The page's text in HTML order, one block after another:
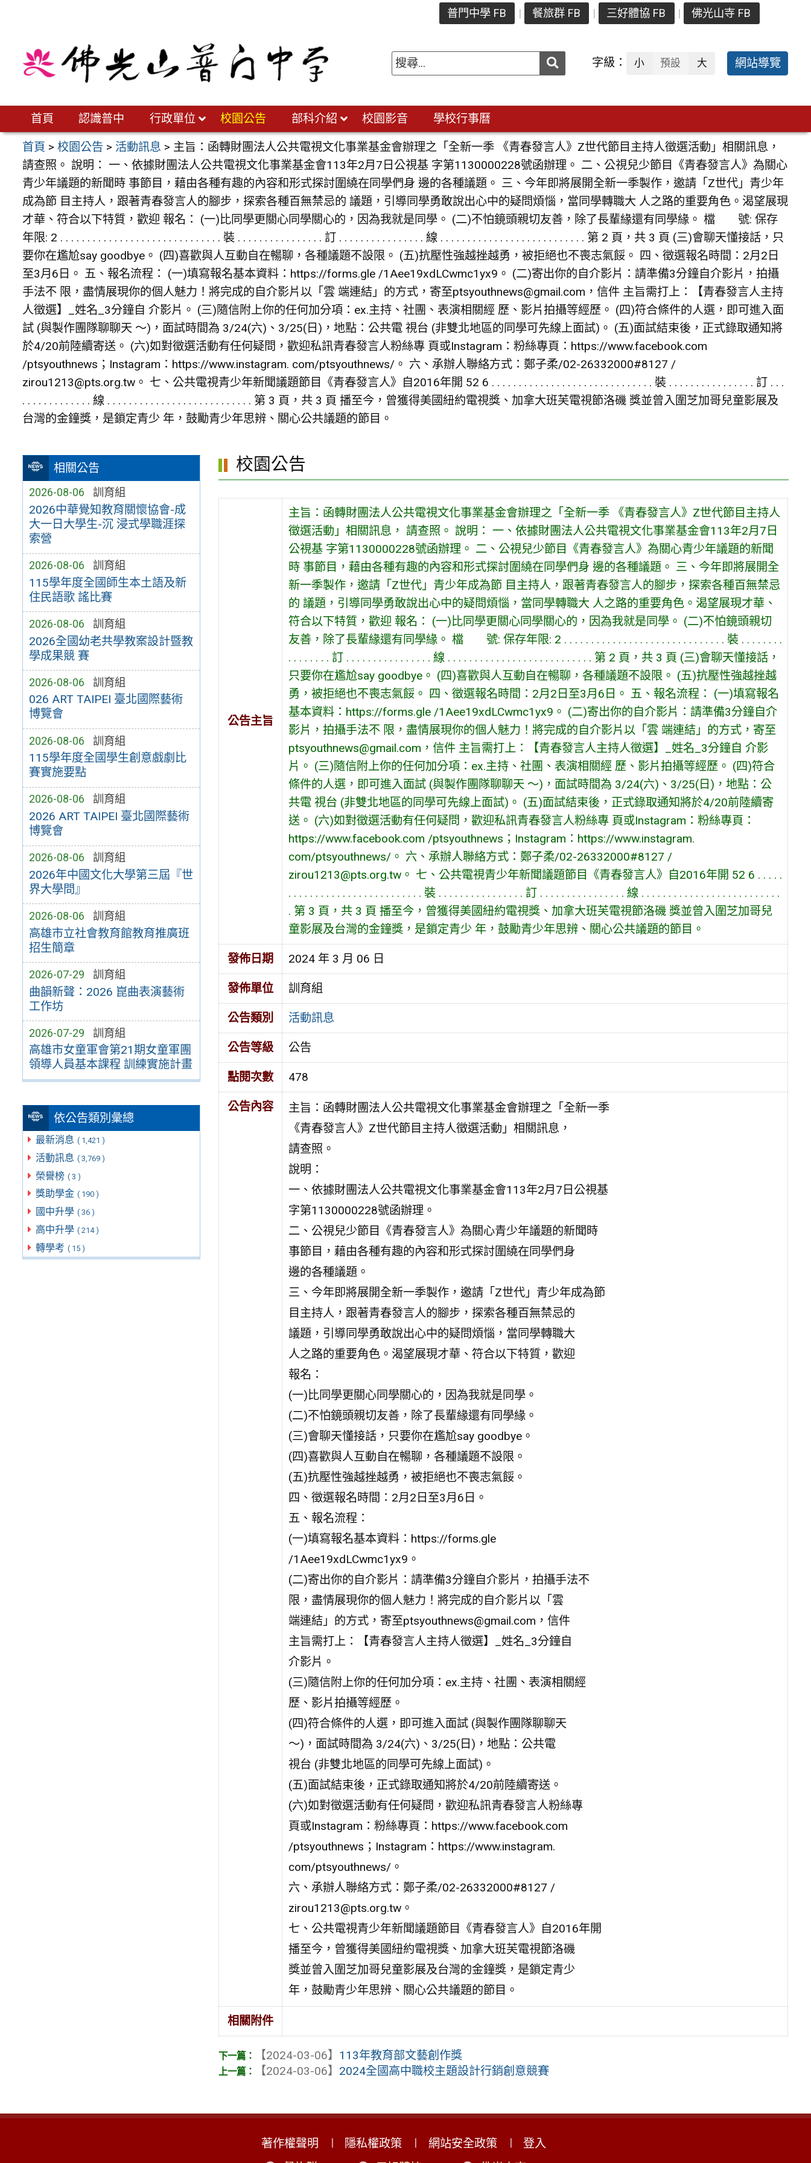
普門中學 FB 餐旅群 FB 三好體協 FB 佛光山寺 FB
送出 字級： 小 預設 大 網站導覽
首頁 認識普中 行政單位 校園公告 部科介紹 校園影音 學校行事曆
首頁 >校園公告 > 活動訊息 > 主旨：函轉財團法人公共電視文化事業基金會辦理之「全新一季 《青春發言人》Z世代節目主持人徵選活動」相關訊息，
請查照。 說明： 一、依據財團法人公共電視文化事業基金會113年2月7日公視基 字第1130000228號函辦理。 二、公視兒少節目《青春發言人》為關心
青少年議題的新聞時 事節目，藉由各種有趣的內容和形式探討圍繞在同學們身 邊的各種議題。 三、今年即將展開全新一季製作，邀請「Z世代」青少年
成為節 目主持人，跟著青春發言人的腳步，探索各種百無禁忌的 議題，引導同學勇敢說出心中的疑問煩惱，當同學轉職大 人之路的重要角色。渴望展現
才華、符合以下特質，歡迎 報名： (一)比同學更關心同學關心的，因為我就是同學。 (二)不怕鏡頭親切友善，除了長輩緣還有同學緣。 檔 號: 保存
年限: 2 . . . . . . . . . . . . . . . . . . . . . . . . . . . . . . 裝 . . . . . . . . . . . . . . . . 訂 . . . . . . . . . . . . . . . . 線 . . . . . . . . . . . . . . . . . . . . . . . . . . . 第 2 頁，共 3 頁 (三)會聊天懂接話，只
要你在尷尬say goodbye。 (四)喜歡與人互動自在暢聊，各種議題不設限。 (五)抗壓性強越挫越勇，被拒絕也不喪志氣餒。 四、徵選報名時間：2月2日
至3月6日。 五、報名流程： (一)填寫報名基本資料：https://forms.gle /1Aee19xdLCwmc1yx9。 (二)寄出你的自介影片：請準備3分鐘自介影片，拍攝
手法不 限，盡情展現你的個人魅力！將完成的自介影片以「雲 端連結」的方式，寄至ptsyouthnews@gmail.com，信件 主旨需打上：【青春發言人主持
人徵選】_姓名_3分鐘自 介影片。 (三)隨信附上你的任何加分項：ex.主持、社團、表演相關經 歷、影片拍攝等經歷。 (四)符合條件的人選，即可進入面
試 (與製作團隊聊聊天 ～)，面試時間為 3/24(六)、3/25(日)，地點：公共電 視台 (非雙北地區的同學可先線上面試)。 (五)面試結束後，正式錄取通知將
於4/20前陸續寄送。 (六)如對徵選活動有任何疑問，歡迎私訊青春發言人粉絲專 頁或Instagram：粉絲專頁：https://www.facebook.com
/ptsyouthnews；Instagram：https://www.instagram. com/ptsyouthnews/。 六、承辦人聯絡方式：鄭子柔/02-26332000#8127 /
zirou1213@pts.org.tw。 七、公共電視青少年新聞議題節目《青春發言人》自2016年開 52 6 . . . . . . . . . . . . . . . . . . . . . . . . . . . . . . 裝 . . . . . . . . . . . . . . . . 訂 . . .
. . . . . . . . . . . . . 線 . . . . . . . . . . . . . . . . . . . . . . . . . . . 第 3 頁，共 3 頁 播至今，曾獲得美國紐約電視獎、加拿大班芙電視節洛磯 獎並曾入圍芝加哥兒童影展及
台灣的金鐘獎，是鎖定青少 年，鼓勵青少年思辨、關心公共議題的節目。
相關公告
2026-08-06 訓育組
2026中華覺知教育關懷協會-成
大一日大學生-沉 浸式學職涯探
索營
2026-08-06 訓育組
115學年度全國師生本土語及新
住民語歌 謠比賽
2026-08-06 訓育組
2026全國幼老共學教案設計暨教
學成果競 賽
2026-08-06 訓育組
026 ART TAIPEI 臺北國際藝術
博覽會
2026-08-06 訓育組
115學年度全國學生創意戲劇比
賽實施要點
2026-08-06 訓育組
2026 ART TAIPEI 臺北國際藝術
博覽會
2026-08-06 訓育組
2026年中國文化大學第三屆『世
界大學問』
2026-08-06 訓育組
高雄市立社會教育館教育推廣班
招生簡章
2026-07-29 訓育組
曲韻新聲：2026 崑曲表演藝術
工作坊
2026-07-29 訓育組
高雄市女童軍會第21期女童軍團
領導人員基本課程 訓練實施計畫
依公告類別彙總
最新消息 ( 1,421 )
活動訊息 ( 3,769 )
榮譽榜 ( 3 )
獎助學金 ( 190 )
國中升學 ( 36 )
高中升學 ( 214 )
轉學考 ( 15 )
校園公告
公告主旨
主旨：函轉財團法人公共電視文化事業基金會辦理之「全新一季 《青春發言人》Z世代節目主持人
徵選活動」相關訊息， 請查照。 說明： 一、依據財團法人公共電視文化事業基金會113年2月7日
公視基 字第1130000228號函辦理。 二、公視兒少節目《青春發言人》為關心青少年議題的新聞
時 事節目，藉由各種有趣的內容和形式探討圍繞在同學們身 邊的各種議題。 三、今年即將展開全
新一季製作，邀請「Z世代」青少年成為節 目主持人，跟著青春發言人的腳步，探索各種百無禁忌
的 議題，引導同學勇敢說出心中的疑問煩惱，當同學轉職大 人之路的重要角色。渴望展現才華、
符合以下特質，歡迎 報名： (一)比同學更關心同學關心的，因為我就是同學。 (二)不怕鏡頭親切
友善，除了長輩緣還有同學緣。 檔 號: 保存年限: 2 . . . . . . . . . . . . . . . . . . . . . . . . . . . . . . 裝 . . . . . . . .
. . . . . . . . 訂 . . . . . . . . . . . . . . . . 線 . . . . . . . . . . . . . . . . . . . . . . . . . . . 第 2 頁，共 3 頁 (三)會聊天懂接話，
只要你在尷尬say goodbye。 (四)喜歡與人互動自在暢聊，各種議題不設限。 (五)抗壓性強越挫越
勇，被拒絕也不喪志氣餒。 四、徵選報名時間：2月2日至3月6日。 五、報名流程： (一)填寫報名
基本資料：https://forms.gle /1Aee19xdLCwmc1yx9。 (二)寄出你的自介影片：請準備3分鐘自介
影片，拍攝手法不 限，盡情展現你的個人魅力！將完成的自介影片以「雲 端連結」的方式，寄至
ptsyouthnews@gmail.com，信件 主旨需打上：【青春發言人主持人徵選】_姓名_3分鐘自 介影
片。 (三)隨信附上你的任何加分項：ex.主持、社團、表演相關經 歷、影片拍攝等經歷。 (四)符合
條件的人選，即可進入面試 (與製作團隊聊聊天 ～)，面試時間為 3/24(六)、3/25(日)，地點：公
共電 視台 (非雙北地區的同學可先線上面試)。 (五)面試結束後，正式錄取通知將於4/20前陸續寄
送。 (六)如對徵選活動有任何疑問，歡迎私訊青春發言人粉絲專 頁或Instagram：粉絲專頁：
https://www.facebook.com /ptsyouthnews；Instagram：https://www.instagram.
com/ptsyouthnews/。 六、承辦人聯絡方式：鄭子柔/02-26332000#8127 /
zirou1213@pts.org.tw。 七、公共電視青少年新聞議題節目《青春發言人》自2016年開 52 6 . . . . .
. . . . . . . . . . . . . . . . . . . . . . . . . 裝 . . . . . . . . . . . . . . . . 訂 . . . . . . . . . . . . . . . . 線 . . . . . . . . . . . . . . . . . . . . . . . . . .
. 第 3 頁，共 3 頁 播至今，曾獲得美國紐約電視獎、加拿大班芙電視節洛磯 獎並曾入圍芝加哥兒
童影展及台灣的金鐘獎，是鎖定青少 年，鼓勵青少年思辨、關心公共議題的節目。
發佈日期 2024 年 3 月 06 日
發佈單位 訓育組
公告類別 活動訊息
公告等級 公告
點閱次數 478
公告內容
主旨：函轉財團法人公共電視文化事業基金會辦理之「全新一季
《青春發言人》Z世代節目主持人徵選活動」相關訊息，
請查照。
說明：
一、依據財團法人公共電視文化事業基金會113年2月7日公視基
字第1130000228號函辦理。
二、公視兒少節目《青春發言人》為關心青少年議題的新聞時
事節目，藉由各種有趣的內容和形式探討圍繞在同學們身
邊的各種議題。
三、今年即將展開全新一季製作，邀請「Z世代」青少年成為節
目主持人，跟著青春發言人的腳步，探索各種百無禁忌的
議題，引導同學勇敢說出心中的疑問煩惱，當同學轉職大
人之路的重要角色。渴望展現才華、符合以下特質，歡迎
報名：
(一)比同學更關心同學關心的，因為我就是同學。
(二)不怕鏡頭親切友善，除了長輩緣還有同學緣。
(三)會聊天懂接話，只要你在尷尬say goodbye。
(四)喜歡與人互動自在暢聊，各種議題不設限。
(五)抗壓性強越挫越勇，被拒絕也不喪志氣餒。
四、徵選報名時間：2月2日至3月6日。
五、報名流程：
(一)填寫報名基本資料：https://forms.gle
/1Aee19xdLCwmc1yx9。
(二)寄出你的自介影片：請準備3分鐘自介影片，拍攝手法不
限，盡情展現你的個人魅力！將完成的自介影片以「雲
端連結」的方式，寄至ptsyouthnews@gmail.com，信件
主旨需打上：【青春發言人主持人徵選】_姓名_3分鐘自
介影片。
(三)隨信附上你的任何加分項：ex.主持、社團、表演相關經
歷、影片拍攝等經歷。
(四)符合條件的人選，即可進入面試 (與製作團隊聊聊天
～)，面試時間為 3/24(六)、3/25(日)，地點：公共電
視台 (非雙北地區的同學可先線上面試)。
(五)面試結束後，正式錄取通知將於4/20前陸續寄送。
(六)如對徵選活動有任何疑問，歡迎私訊青春發言人粉絲專
頁或Instagram：粉絲專頁：https://www.facebook.com
/ptsyouthnews；Instagram：https://www.instagram.
com/ptsyouthnews/。
六、承辦人聯絡方式：鄭子柔/02-26332000#8127 /
zirou1213@pts.org.tw。
七、公共電視青少年新聞議題節目《青春發言人》自2016年開
播至今，曾獲得美國紐約電視獎、加拿大班芙電視節洛磯
獎並曾入圍芝加哥兒童影展及台灣的金鐘獎，是鎖定青少
年，鼓勵青少年思辨、關心公共議題的節目。
相關附件
【2024-03-06】 113年教育部文藝創作獎
【2024-03-06】 2024全國高中職校主題設計行銷創意競賽
著作權聲明 隱私權政策 網站安全政策
登入